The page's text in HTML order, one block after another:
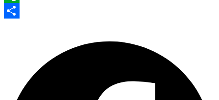
Evernote